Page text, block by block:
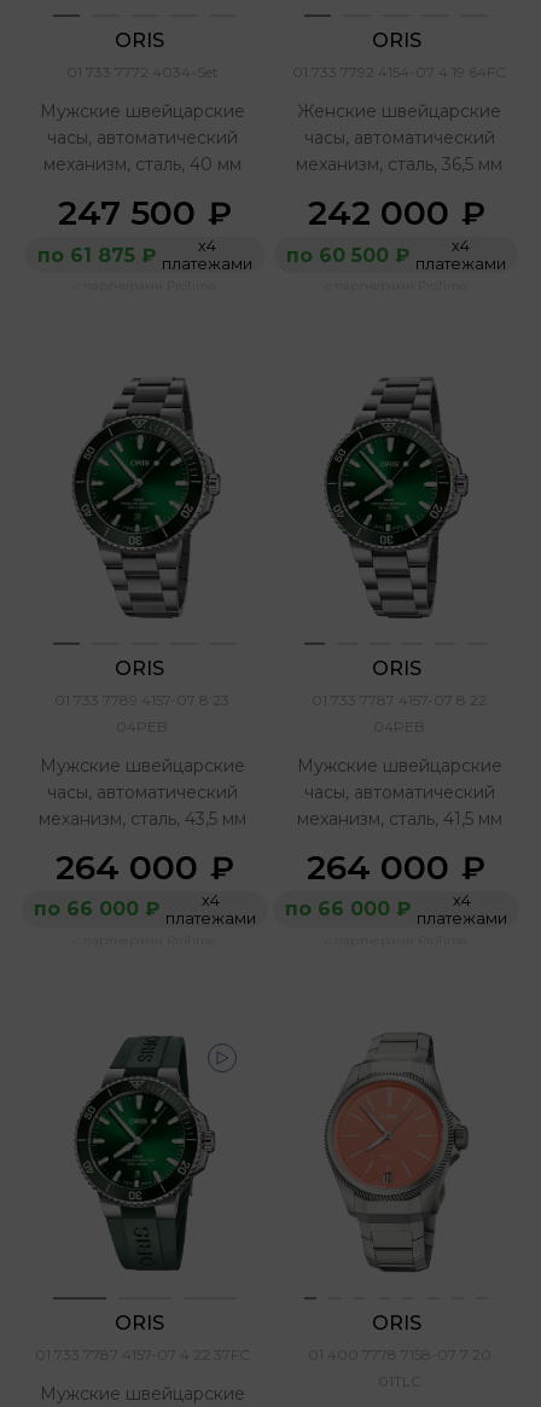
ORIS
01 733 7772 4034-Set
Мужские швейцарские
часы, автоматический
механизм, сталь, 40 мм
247 500 ₽
по 61 875 ₽
х4
платежами
ORIS
01 733 7792 4154-07 4 19 64FC
Женские швейцарские
часы, автоматический
механизм, сталь, 36,5 мм
242 000 ₽
по 60 500 ₽
х4
платежами
ORIS
01 733 7789 4157-07 8 23
04PEB
Мужские швейцарские
часы, автоматический
механизм, сталь, 43,5 мм
264 000 ₽
по 66 000 ₽
х4
платежами
ORIS
01 733 7787 4157-07 8 22
04PEB
Мужские швейцарские
часы, автоматический
механизм, сталь, 41,5 мм
264 000 ₽
по 66 000 ₽
х4
платежами
ORIS
01 733 7787 4157-07 4 22 37FC
Мужские швейцарские
ORIS
01 400 7778 7158-07 7 20
01TLC